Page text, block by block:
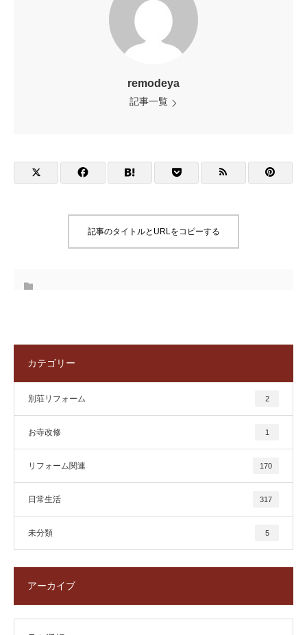
remodeya
記事一覧
記事のタイトルとURLをコピーする
カテゴリー
別荘リフォーム 2
お寺改修 1
リフォーム関連 170
日常生活 317
未分類 5
アーカイブ